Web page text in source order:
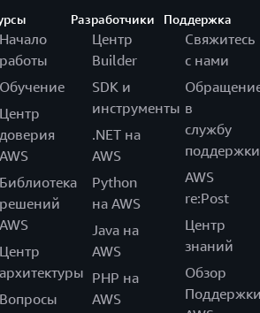
Начало
работы
Обучение
Центр
доверия
AWS
Библиотека
решений
AWS
Центр
архитектуры
Вопросы
Разработчики
Центр
Builder
SDK и
инструменты
.NET на
AWS
Python
на AWS
Java на
AWS
PHP на
AWS
Поддержка
Свяжитесь
с нами
в
службу
поддержки
AWS
re:Post
Центр
знаний
Обзор